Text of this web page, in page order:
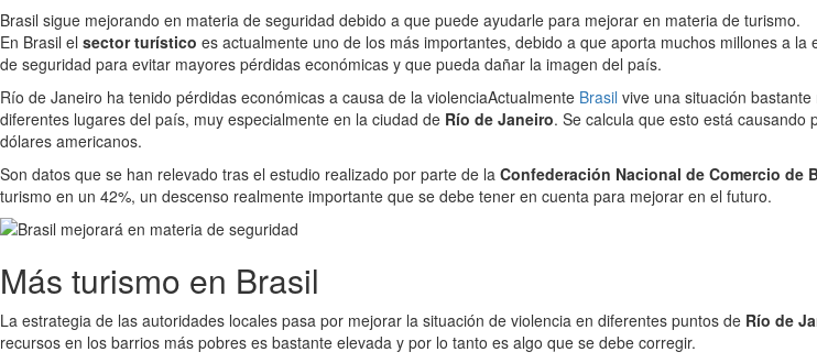
Brasil sigue mejorando en materia de seguridad debido a que puede ayudarle para mejorar en materia de turismo.
En Brasil el sector turístico es actualmente uno de los más importantes, debido a que aporta muchos millones a
de seguridad para evitar mayores pérdidas económicas y que pueda dañar la imagen del país.
Río de Janeiro ha tenido pérdidas económicas a causa de la violenciaActualmente Brasil vive una situación
diferentes lugares del país, muy especialmente en la ciudad de Río de Janeiro. Se calcula que esto está
dólares americanos.
Son datos que se han relevado tras el estudio realizado por parte de la Confederación Nacional de Comercio de
turismo en un 42%, un descenso realmente importante que se debe tener en cuenta para mejorar en el futuro.
Más turismo en Brasil
La estrategia de las autoridades locales pasa por mejorar la situación de violencia en diferentes puntos de Río de
recursos en los barrios más pobres es bastante elevada y por lo tanto es algo que se debe corregir.